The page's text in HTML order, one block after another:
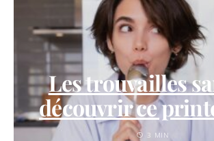
Les trouvailles
découvrir ce
3 MIN